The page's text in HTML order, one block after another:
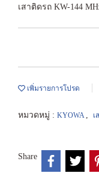
เสาติดรถ KW-144
เพิ่มรายการโปรด
หมวดหมู่ : KYOWA , เ
Share